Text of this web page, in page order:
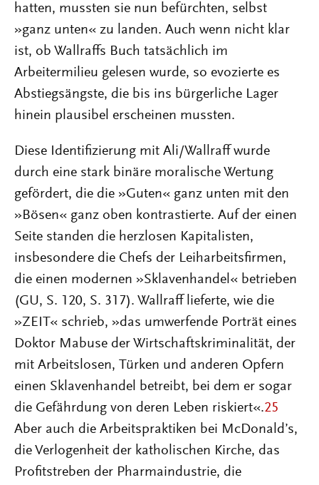
hatten, mussten sie nun befürchten, selbst
»ganz unten« zu landen. Auch wenn nicht klar
ist, ob Wallraffs Buch tatsächlich im
Arbeitermilieu gelesen wurde, so evozierte es
Abstiegsängste, die bis ins bürgerliche Lager
hinein plausibel erscheinen mussten.
Diese Identifizierung mit Ali/Wallraff wurde
durch eine stark binäre moralische Wertung
gefördert, die die »Guten« ganz unten mit den
»Bösen« ganz oben kontrastierte. Auf der einen
Seite standen die herzlosen Kapitalisten,
insbesondere die Chefs der Leiharbeitsfirmen,
die einen modernen »Sklavenhandel« betrieben
(GU, S. 120, S. 317). Wallraff lieferte, wie die
»ZEIT« schrieb, »das umwerfende Porträt eines
Doktor Mabuse der Wirtschaftskriminalität, der
mit Arbeitslosen, Türken und anderen Opfern
einen Sklavenhandel betreibt, bei dem er sogar
die Gefährdung von deren Leben riskiert«.25
Aber auch die Arbeitspraktiken bei McDonald’s,
die Verlogenheit der katholischen Kirche, das
Profitstreben der Pharmaindustrie, die